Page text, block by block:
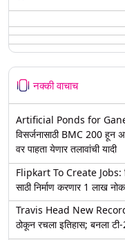
नक्की वाचाच
Artificial Ponds for
विसर्जनासाठी BMC 200
वर पाहता येणार तलावांची यादी
Flipkart To Create Jobs:
साठी निर्माण करणार 1 लाख
Travis Head New
ठोकून रचला इतिहास; बनला